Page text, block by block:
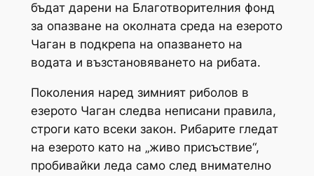
бъдат дарени на Благотворителния фонд
за опазване на околната среда на езерото
Чаган в подкрепа на опазването на
водата и възстановяването на рибата.
Поколения наред зимният риболов в
езерото Чаган следва неписани правила,
строги като всеки закон. Рибарите гледат
на езерото като на „живо присъствие“,
пробивайки леда само след внимателно